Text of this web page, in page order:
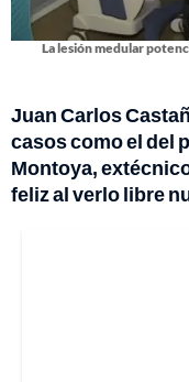
La lesión medular
Juan Carlos
casos como el del
Montoya,
feliz al verlo libre